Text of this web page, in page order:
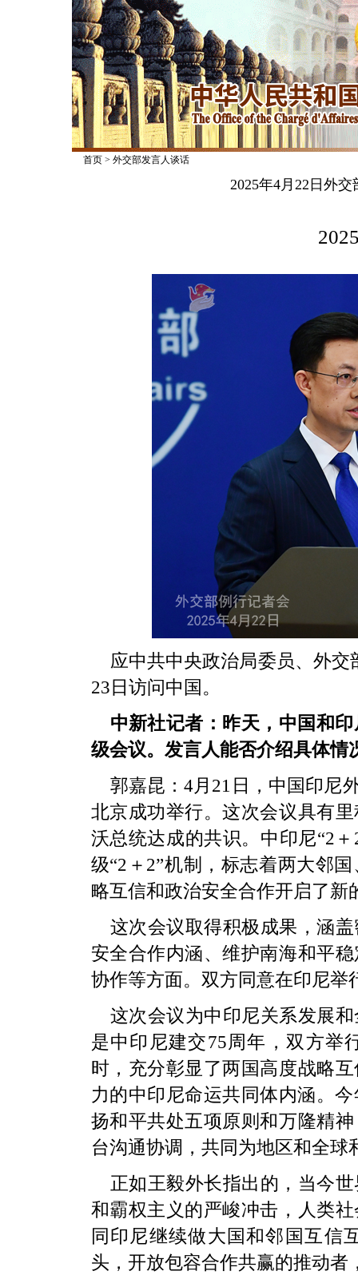
首页> 外交部发言人谈话
2025年4月22日外
应中共中央政治局委员、外
23日访问中国。
中新社记者：昨天，中国和
级会议。发言人能否介绍具体情
郭嘉昆：4月21日，中国印尼
北京成功举行。这次会议具有
沃总统达成的共识。中印尼“2
级“2＋2”机制，标志着两大邻
略互信和政治安全合作开启了新
这次会议取得积极成果，涵
安全合作内涵、维护南海和平
协作等方面。双方同意在印尼举
这次会议为中印尼关系发展
是中印尼建交75周年，双方举
时，充分彰显了两国高度战略
力的中印尼命运共同体内涵。
扬和平共处五项原则和万隆精
台沟通协调，共同为地区和全球
正如王毅外长指出的，当今
和霸权主义的严峻冲击，人类
同印尼继续做大国和邻国互信
头，开放包容合作共赢的推动